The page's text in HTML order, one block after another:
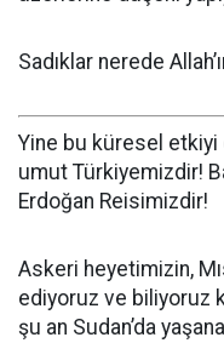
Sadıklar nerede
Yine bu küresel
umut Türkiyemizdir!
Erdoğan Reisimizdir!
Askeri heyetimizin,
ediyoruz ve biliyoruz
şu an Sudan’da